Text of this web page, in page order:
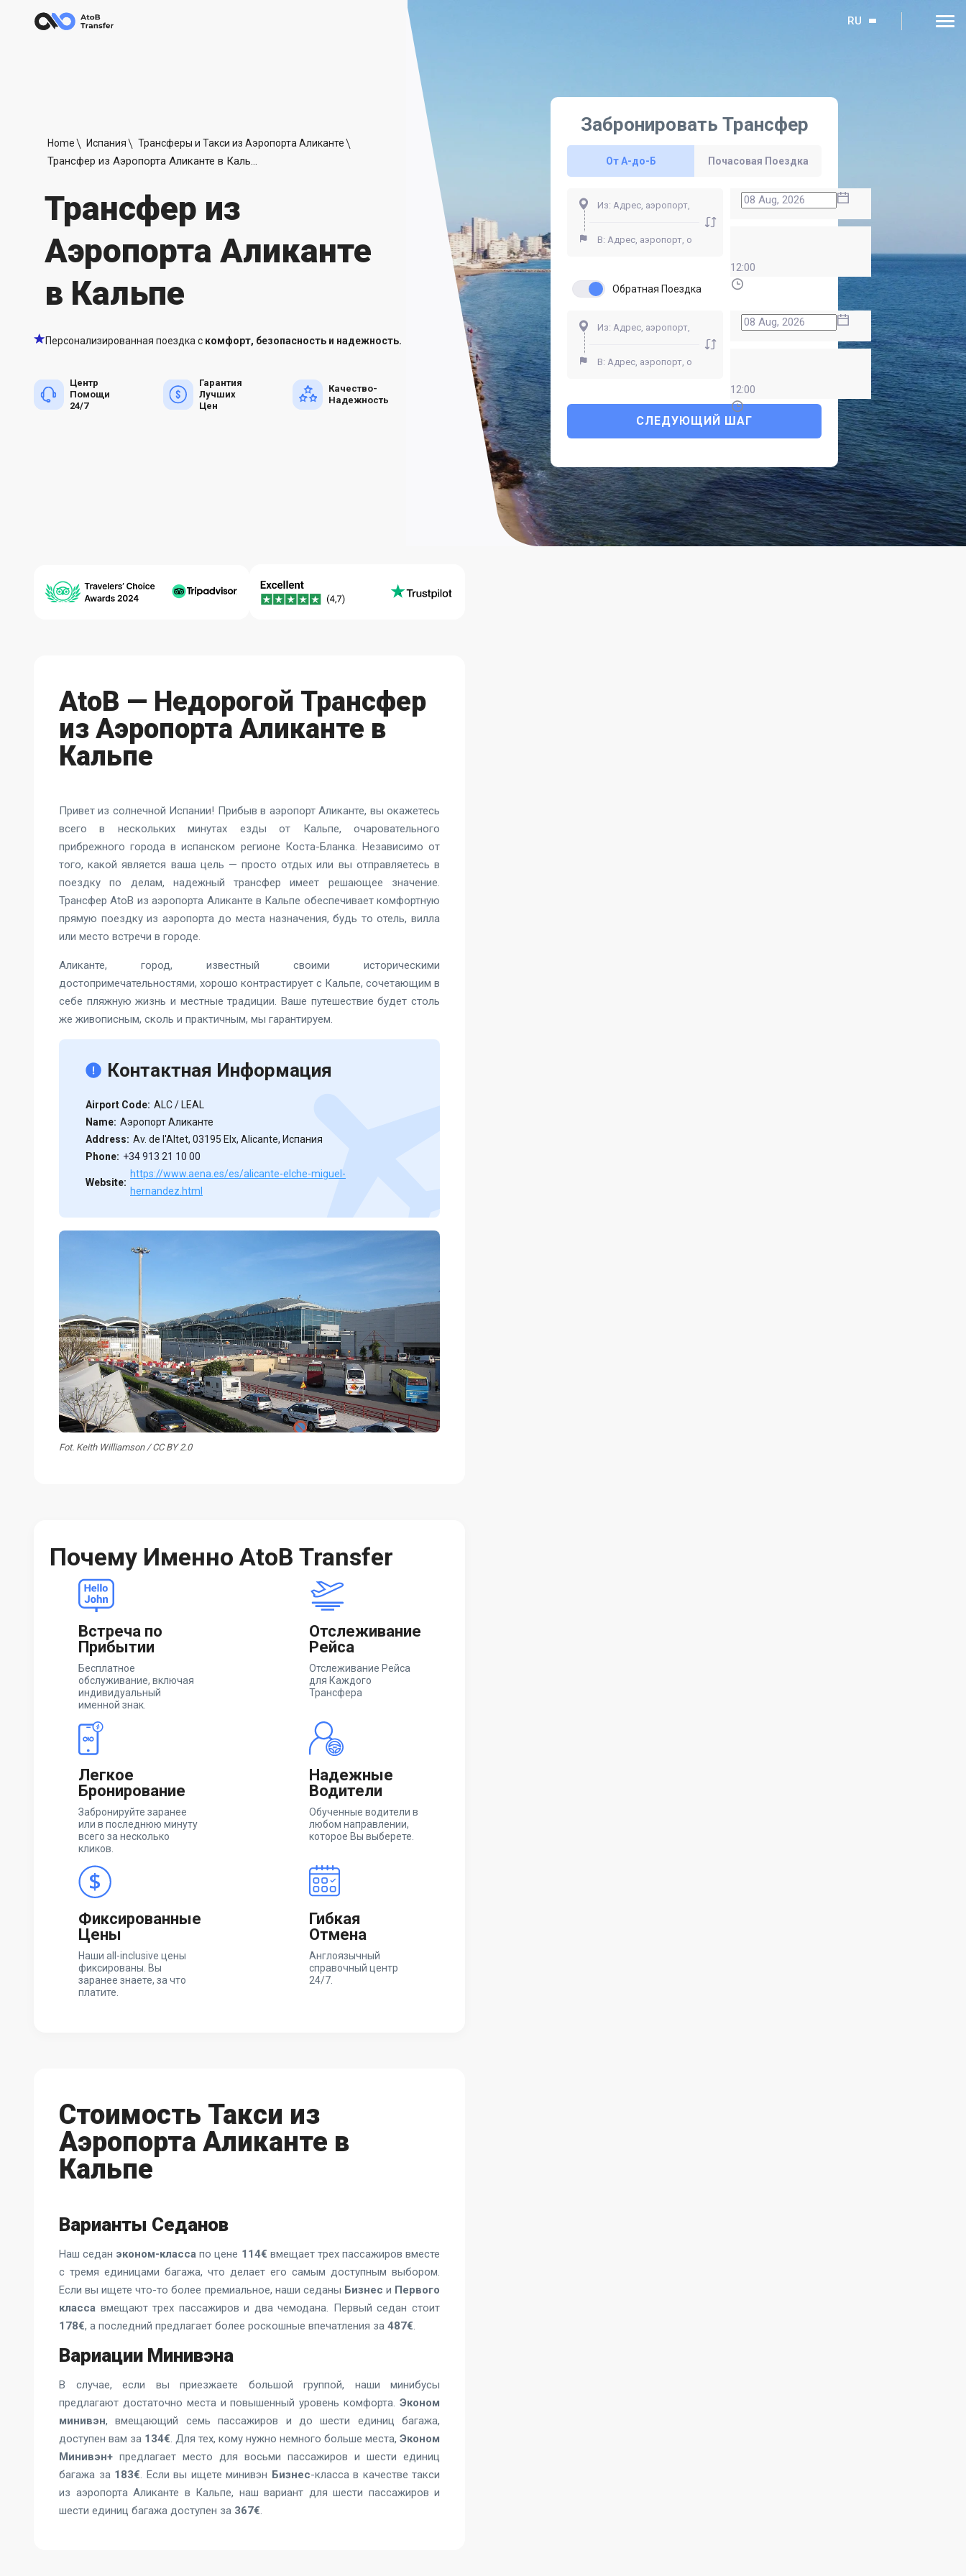
RU
Home Испания Трансферы и Такси из Аэропорта Аликанте
Трансфер из Аэропорта Аликанте в Кальпе
Трансфер из
Аэропорта Аликанте
в Кальпе
Персонализированная поездка с комфорт, безопасность и надежность.
Центр
Помощи
24/7
Гарантия
Лучших
Цен
Качество-
Надежность
Забронировать Трансфер
От A-до-Б Почасовая Поездка
12:00
Обратная Поездка
12:00
СЛЕДУЮЩИЙ ШАГ
AtoB — Недорогой Трансфер
из Аэропорта Аликанте в
Кальпе
Привет из солнечной Испании! Прибыв в аэропорт Аликанте, вы окажетесь
всего в нескольких минутах езды от Кальпе, очаровательного
прибрежного города в испанском регионе Коста-Бланка. Независимо от
того, какой является ваша цель — просто отдых или вы отправляетесь в
поездку по делам, надежный трансфер имеет решающее значение.
Трансфер AtoB из аэропорта Аликанте в Кальпе обеспечивает комфортную
прямую поездку из аэропорта до места назначения, будь то отель, вилла
или место встречи в городе.
Аликанте, город, известный своими историческими
достопримечательностями, хорошо контрастирует с Кальпе, сочетающим в
себе пляжную жизнь и местные традиции. Ваше путешествие будет столь
же живописным, сколь и практичным, мы гарантируем.
Контактная Информация
Airport Code: ALC / LEAL
Name: Аэропорт Аликанте
Address: Av. de l'Altet, 03195 Elx, Alicante, Испания
Phone: +34 913 21 10 00
Website:
https://www.aena.es/es/alicante-elche-miguel-
hernandez.html
Fot. Keith Williamson / CC BY 2.0
Почему Именно AtoB Transfer
Встреча по
Прибытии
Бесплатное
обслуживание, включая
индивидуальный
именной знак.
Отслеживание
Рейса
Отслеживание Рейса
для Каждого
Трансфера
Легкое
Бронирование
Забронируйте заранее
или в последнюю минуту
всего за несколько
кликов.
Надежные
Водители
Обученные водители в
любом направлении,
которое Вы выберете.
Фиксированные
Цены
Наши all-inclusive цены
фиксированы. Вы
заранее знаете, за что
платите.
Гибкая
Отмена
Англоязычный
справочный центр
24/7.
Стоимость Такси из
Аэропорта Аликанте в
Кальпе
Варианты Седанов
Наш седан эконом-класса по цене 114€ вмещает трех пассажиров вместе
с тремя единицами багажа, что делает его самым доступным выбором.
Если вы ищете что-то более премиальное, наши седаны Бизнес и Первого
класса вмещают трех пассажиров и два чемодана. Первый седан стоит
178€, а последний предлагает более роскошные впечатления за 487€.
Вариации Минивэна
В случае, если вы приезжаете большой группой, наши минибусы
предлагают достаточно места и повышенный уровень комфорта. Эконом
минивэн, вмещающий семь пассажиров и до шести единиц багажа,
доступен вам за 134€. Для тех, кому нужно немного больше места, Эконом
Минивэн+ предлагает место для восьми пассажиров и шести единиц
багажа за 183€. Если вы ищете минивэн Бизнес-класса в качестве такси
из аэропорта Аликанте в Кальпе, наш вариант для шести пассажиров и
шести единиц багажа доступен за 367€.